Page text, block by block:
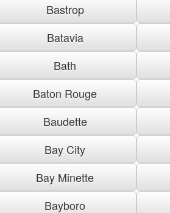
Bastrop
Batavia
Bath
Baton Rouge
Baudette
Bay City
Bay Minette
Bayboro